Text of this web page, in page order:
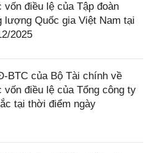
điều lệ của Tập đoàn
lượng Quốc gia Việt Nam tại
2025
BTC của Bộ Tài chính về
điều lệ của Tổng công ty
tại thời điểm ngày